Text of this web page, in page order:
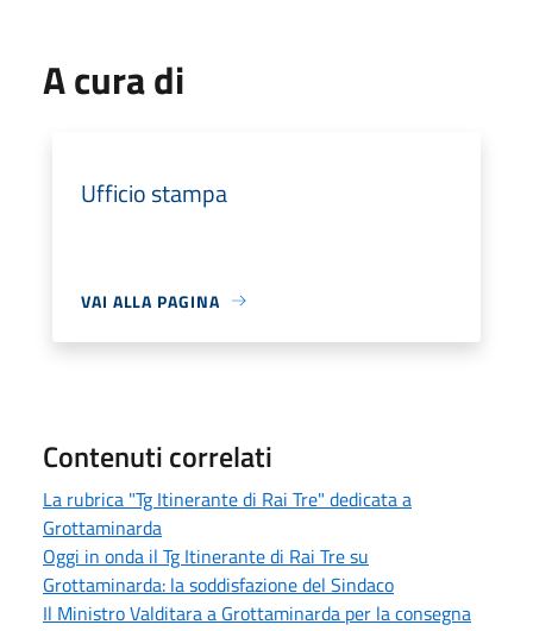
A cura di
Ufficio stampa
VAI ALLA PAGINA
Contenuti correlati
La rubrica "Tg Itinerante di Rai Tre" dedicata a
Grottaminarda
Oggi in onda il Tg Itinerante di Rai Tre su
Grottaminarda: la soddisfazione del Sindaco
Il Ministro Valditara a Grottaminarda per la consegna